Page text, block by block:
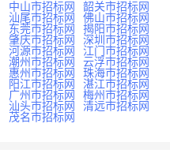
中山市招标网
韶关市招标网
汕尾市招标网
佛山市招标网
东莞市招标网
揭阳市招标网
肇庆市招标网
深圳市招标网
河源市招标网
江门市招标网
潮州市招标网
云浮市招标网
惠州市招标网
珠海市招标网
阳江市招标网
湛江市招标网
广州市招标网
梅州市招标网
汕头市招标网
清远市招标网
茂名市招标网